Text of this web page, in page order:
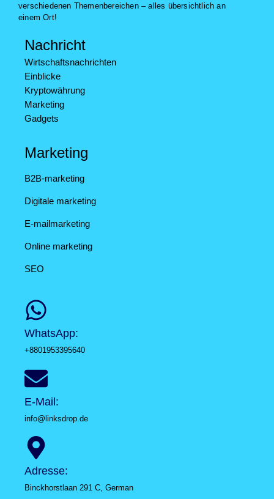
verschiedenen Themenbereichen – alles übersichtlich an
einem Ort!
Nachricht
Wirtschaftsnachrichten
Einblicke
Kryptowährung
Marketing
Gadgets
Marketing
B2B-marketing
Digitale marketing
E-mailmarketing
Online marketing
SEO
WhatsApp:
+8801953395640
E-Mail:
info@linksdrop.de
Adresse:
Binckhorstlaan 291 C, German